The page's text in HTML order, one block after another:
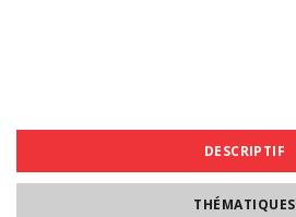
DESCRIPTIF
THÉMATIQUES